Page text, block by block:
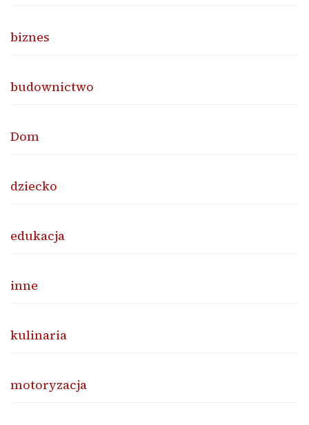
biznes
budownictwo
Dom
dziecko
edukacja
inne
kulinaria
motoryzacja